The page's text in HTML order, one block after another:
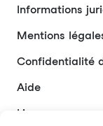
Informations
Mentions
Confidentialité
Aide
Liens